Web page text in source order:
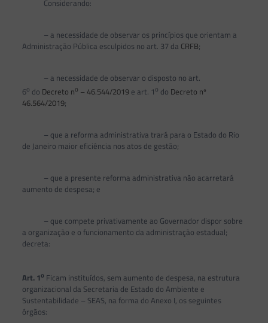
Considerando:
– a necessidade de observar os princípios que orientam a
Administração Pública esculpidos no art. 37 da CRFB;
– a necessidade de observar o disposto no art.
6o do Decreto no – 46.544/2019e art. 1o do Decreto nº
46.564/2019;
– que a reforma administrativa trará para o Estado do Rio
de Janeiro maior eficiência nos atos de gestão;
– que a presente reforma administrativa não acarretará
aumento de despesa; e
– que compete privativamente ao Governador dispor sobre
a organização e o funcionamento da administração estadual;
decreta:
Art. 1o Ficam instituídos, sem aumento de despesa, na estrutura
organizacional da Secretaria de Estado do Ambiente e
Sustentabilidade – SEAS, na forma do Anexo I, os seguintes
órgãos: